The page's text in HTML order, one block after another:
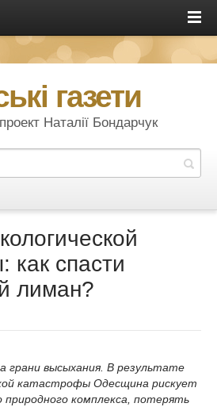
газети
Наталії Бондарчук
как спасти
лиман?
грани высыхания. В результате
катастрофы Одесщина рискует
природного комплекса, потерять